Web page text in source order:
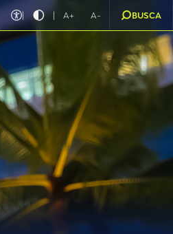
| | A+ A- BUSCA